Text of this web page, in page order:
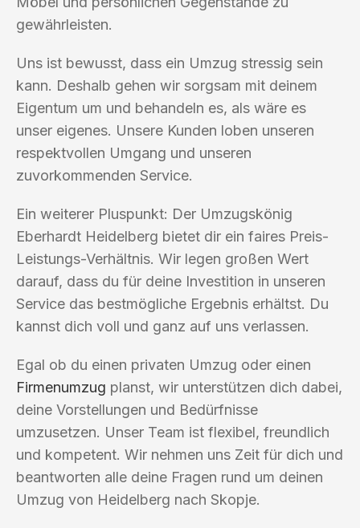
gewährleisten.
Uns ist bewusst, dass ein Umzug stressig sein
kann. Deshalb gehen wir sorgsam mit deinem
Eigentum um und behandeln es, als wäre es
unser eigenes. Unsere Kunden loben unseren
respektvollen Umgang und unseren
zuvorkommenden Service.
Ein weiterer Pluspunkt: Der Umzugskönig
Eberhardt Heidelberg bietet dir ein faires Preis-
Leistungs-Verhältnis. Wir legen großen Wert
darauf, dass du für deine Investition in unseren
Service das bestmögliche Ergebnis erhältst. Du
kannst dich voll und ganz auf uns verlassen.
Egal ob du einen privaten Umzug oder einen
Firmenumzug planst, wir unterstützen dich dabei,
deine Vorstellungen und Bedürfnisse
umzusetzen. Unser Team ist flexibel, freundlich
und kompetent. Wir nehmen uns Zeit für dich und
beantworten alle deine Fragen rund um deinen
Umzug von Heidelberg nach Skopje.